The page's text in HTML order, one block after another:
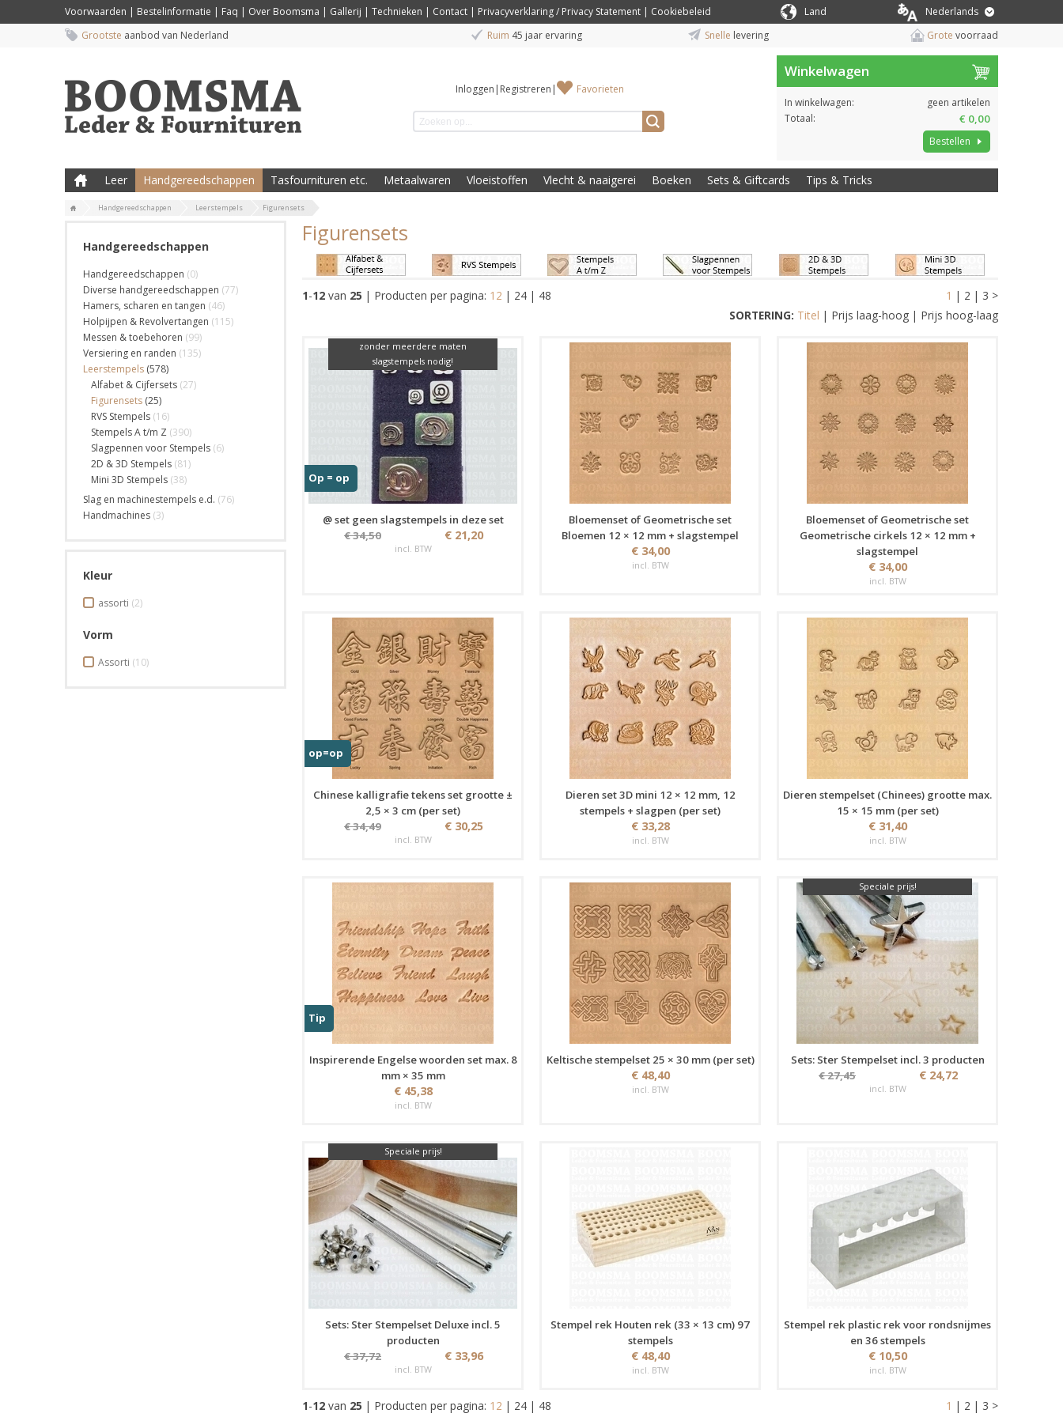
Voorwaarden | Bestelinformatie | Faq | Over Boomsma | Gallerij | Technieken | Contact | Privacyverklaring / Privacy Statement | Cookiebeleid Land
Nederlands
Grootste aanbod van Nederland Ruim 45 jaar ervaring Snelle levering Grote voorraad
Inloggen | Registreren | Favorieten
Winkelwagen
In winkelwagen:
geen artikelen
Totaal:
€ 0,00
Bestellen
Leer Handgereedschappen Tasfournituren etc. Metaalwaren Vloeistoffen Vlecht & naaigerei Boeken Sets & Giftcards Tips & Tricks
Handgereedschappen Leerstempels Figurensets
Handgereedschappen
Handgereedschappen (0)
Diverse handgereedschappen (77)
Hamers, scharen en tangen (46)
Holpijpen & Revolvertangen (115)
Messen & toebehoren (99)
Versiering en randen (135)
Leerstempels (578)
Alfabet & Cijfersets (27)
Figurensets (25)
RVS Stempels (16)
Stempels A t/m Z (390)
Slagpennen voor Stempels (6)
2D & 3D Stempels (81)
Mini 3D Stempels (38)
Slag en machinestempels e.d. (76)
Handmachines (3)
Kleur
assorti (2)
Vorm
Assorti (10)
Figurensets
1-12 van 25 | Producten per pagina: 12 | 24 | 48 1 | 2 | 3 >
SORTERING: Titel | Prijs laag-hoog | Prijs hoog-laag
Op = op
@ set geen slagstempels in deze set
€ 34,50
€ 21,20
incl. BTW
zonder meerdere maten
slagstempels nodig!
Bloemenset of Geometrische set
Bloemen 12 × 12 mm + slagstempel
€ 34,00
incl. BTW
Bloemenset of Geometrische set
Geometrische cirkels 12 × 12 mm +
slagstempel
€ 34,00
incl. BTW
op=op
Chinese kalligrafie tekens set grootte ±
2,5 × 3 cm (per set)
€ 34,49
€ 30,25
incl. BTW
Dieren set 3D mini 12 × 12 mm, 12
stempels + slagpen (per set)
€ 33,28
incl. BTW
Dieren stempelset (Chinees) grootte max.
15 × 15 mm (per set)
€ 31,40
incl. BTW
Tip
Inspirerende Engelse woorden set max. 8
mm × 35 mm
€ 45,38
incl. BTW
Keltische stempelset 25 × 30 mm (per set)
€ 48,40
incl. BTW
Sets: Ster Stempelset incl. 3 producten
€ 27,45
€ 24,72
incl. BTW
Speciale prijs!
Sets: Ster Stempelset Deluxe incl. 5
producten
€ 37,72
€ 33,96
incl. BTW
Speciale prijs!
Stempel rek Houten rek (33 × 13 cm) 97
stempels
€ 48,40
incl. BTW
Stempel rek plastic rek voor rondsnijmes
en 36 stempels
€ 10,50
incl. BTW
1-12 van 25 | Producten per pagina: 12 | 24 | 48 1 | 2 | 3 >